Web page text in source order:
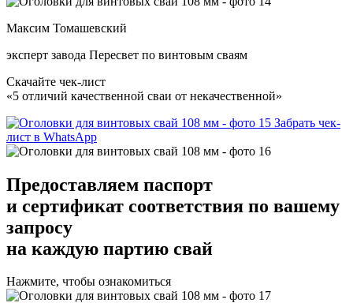
Максим Томашевский
эксперт завода Пересвет по винтовым сваям
Скачайте чек-лист
«5 отличий качественной сваи от некачественной»
Забрать чек-
лист в WhatsApp
Предоставляем паспорт
и сертификат соответствия по вашему
запросу
на каждую партию свай
Нажмите, чтобы ознакомиться